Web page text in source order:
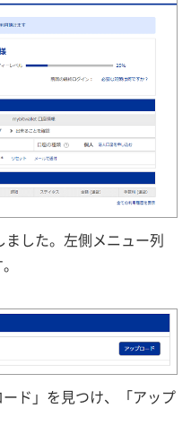
した。左側メニュー列
ド」を見つけ、「アップ